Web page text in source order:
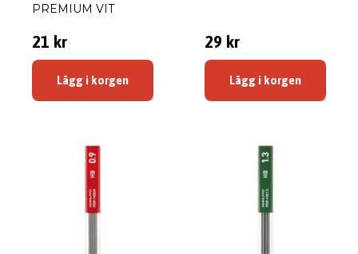
PREMIUM VIT
21 kr
Lägg i korgen
29 kr
Lägg i korgen